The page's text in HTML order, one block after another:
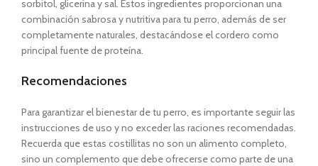
sorbitol, glicerina y sal. Estos ingredientes proporcionan una
combinación sabrosa y nutritiva para tu perro, además de ser
completamente naturales, destacándose el cordero como
principal fuente de proteína.
Recomendaciones
Para garantizar el bienestar de tu perro, es importante seguir las
instrucciones de uso y no exceder las raciones recomendadas.
Recuerda que estas costillitas no son un alimento completo,
sino un complemento que debe ofrecerse como parte de una